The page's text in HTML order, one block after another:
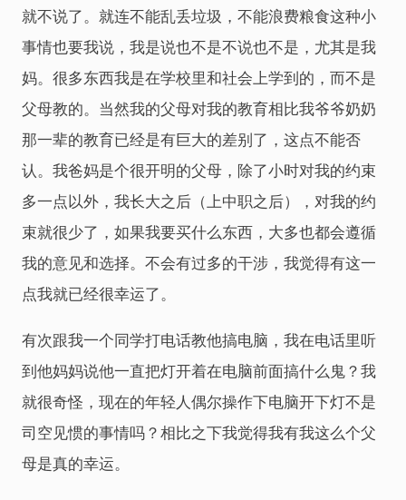
就不说了。就连不能乱丢垃圾，不能浪费粮食这种小
事情也要我说，我是说也不是不说也不是，尤其是我
妈。很多东西我是在学校里和社会上学到的，而不是
父母教的。当然我的父母对我的教育相比我爷爷奶奶
那一辈的教育已经是有巨大的差别了，这点不能否
认。我爸妈是个很开明的父母，除了小时对我的约束
多一点以外，我长大之后（上中职之后），对我的约
束就很少了，如果我要买什么东西，大多也都会遵循
我的意见和选择。不会有过多的干涉，我觉得有这一
点我就已经很幸运了。
有次跟我一个同学打电话教他搞电脑，我在电话里听
到他妈妈说他一直把灯开着在电脑前面搞什么鬼？我
就很奇怪，现在的年轻人偶尔操作下电脑开下灯不是
司空见惯的事情吗？相比之下我觉得我有我这么个父
母是真的幸运。